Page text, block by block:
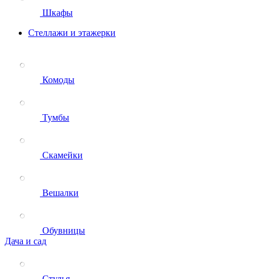
Шкафы
Стеллажи и этажерки
Комоды
Тумбы
Скамейки
Вешалки
Обувницы
Дача и сад